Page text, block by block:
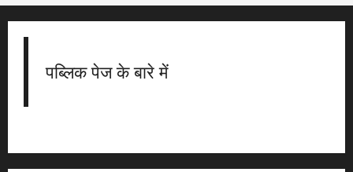
पब्लिक पेज के बारे में